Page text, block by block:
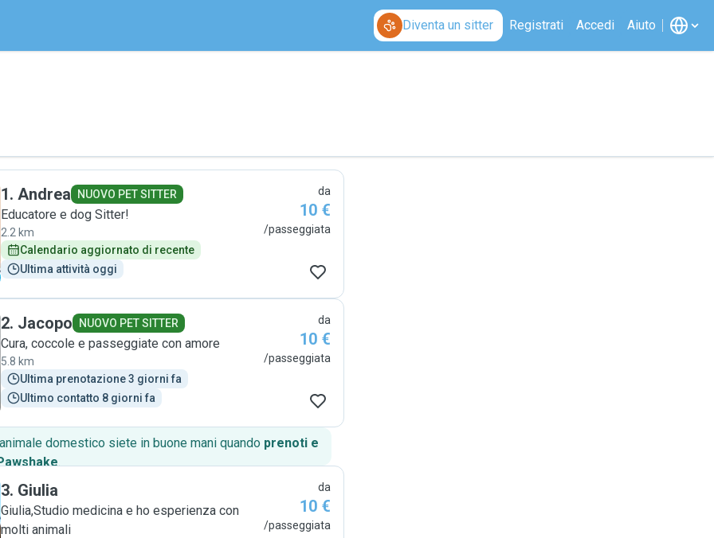
Diventa un sitter Registrati Accedi Aiuto
1. Andrea NUOVO PET SITTER
Educatore e dog Sitter!
2.2 km
Calendario aggiornato di recente
Ultima attività oggi
da
10 €
/passeggiata
2. Jacopo NUOVO PET SITTER
Cura, coccole e passeggiate con amore
5.8 km
Ultima prenotazione 3 giorni fa
Ultimo contatto 8 giorni fa
da
10 €
/passeggiata
domestico siete in buone mani quando prenoti e
.
3. Giulia
Giulia,Studio medicina e ho esperienza con
molti animali
da
10 €
/passeggiata